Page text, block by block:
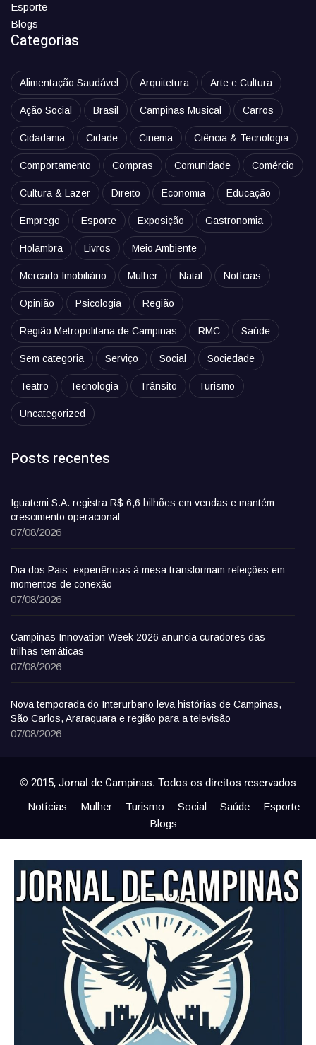
Esporte
Blogs
Categorias
Alimentação Saudável Arquitetura Arte e Cultura
Ação Social Brasil Campinas Musical Carros
Cidadania Cidade Cinema Ciência & Tecnologia
Comportamento Compras Comunidade Comércio
Cultura & Lazer Direito Economia Educação
Emprego Esporte Exposição Gastronomia
Holambra Livros Meio Ambiente
Mercado Imobiliário Mulher Natal Notícias
Opinião Psicologia Região
Região Metropolitana de Campinas RMC Saúde
Sem categoria Serviço Social Sociedade
Teatro Tecnologia Trânsito Turismo
Uncategorized
Posts recentes
Iguatemi S.A. registra R$ 6,6 bilhões em vendas e mantém
crescimento operacional
07/08/2026
Dia dos Pais: experiências à mesa transformam refeições em
momentos de conexão
07/08/2026
Campinas Innovation Week 2026 anuncia curadores das
trilhas temáticas
07/08/2026
Nova temporada do Interurbano leva histórias de Campinas,
São Carlos, Araraquara e região para a televisão
07/08/2026
© 2015, Jornal de Campinas. Todos os direitos reservados
Notícias Mulher Turismo Social Saúde
Esporte
Blogs